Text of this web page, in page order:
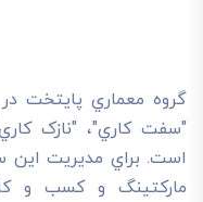
"سفت کاري"، "نازک
است. براي مديريت اين